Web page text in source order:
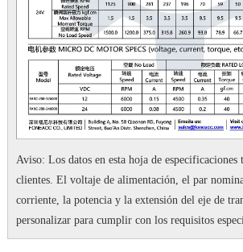
Aviso: Los datos en esta hoja de especificaciones
clientes. El voltaje de alimentación, el par
corriente, la potencia y la extensión del eje de
personalizar para cumplir con los requisitos